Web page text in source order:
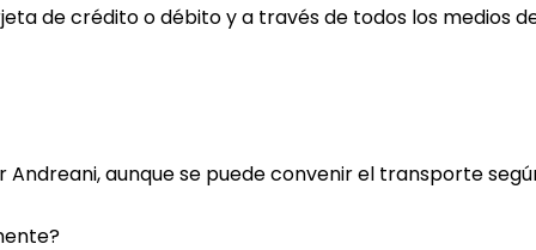
de crédito o débito y a través de todos los medios
Andreani, aunque se puede convenir el transporte